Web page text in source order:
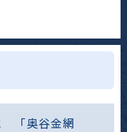
「奥谷金網